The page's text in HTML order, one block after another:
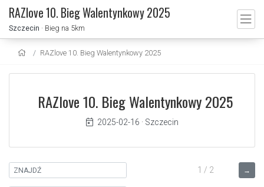
RAZlove 10. Bieg Walentynkowy 2025
Szczecin · Bieg na 5km
RAZlove 10. Bieg Walentynkowy 2025
RAZlove 10. Bieg Walentynkowy 2025
2025-02-16 · Szczecin
→
1 / 2